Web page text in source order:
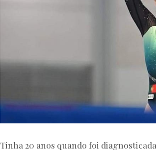
Tinha 20 anos quando foi